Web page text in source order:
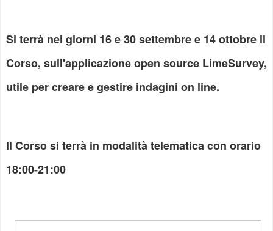
Si terrà nei giorni 16 e 30 settembre e 14 ottobre il
Corso, sull'applicazione open source LimeSurvey,
utile per creare e gestire indagini on line.
Il Corso si terrà in modalità telematica con orario
18:00-21:00